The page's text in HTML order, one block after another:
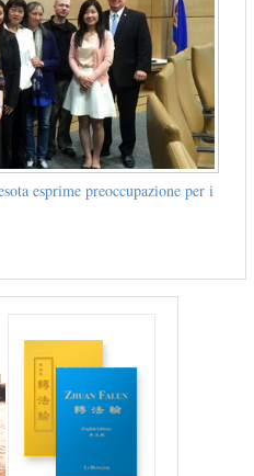
esprime preoccupazione per i